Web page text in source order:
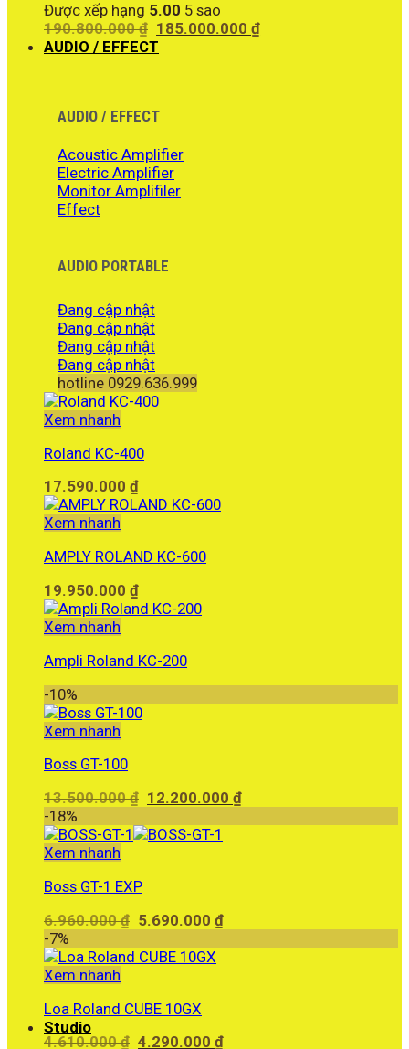
Được xếp hạng 5.00 5 sao
190.800.000₫ Giá
gốc
185.000.000₫Giá
AUDIO / EFFECT
AUDIO / EFFECT
Acoustic Amplifier
Electric Amplifier
Monitor Amplifiler
Effect
AUDIO PORTABLE
Đang cập nhật
Đang cập nhật
Đang cập nhật
Đang cập nhật
hotline 0929.636.999
Xem nhanh
Roland KC-400
17.590.000 ₫
Xem nhanh
AMPLY ROLAND KC-600
19.950.000 ₫
Xem nhanh
Ampli Roland KC-200
-10%
Xem nhanh
Boss GT-100
13.500.000₫ Giá
là:
12.200.000₫Giá
-18%
Xem nhanh
Boss GT-1 EXP
6.960.000₫ Giá
là:
5.690.000₫Giá
-7%
Xem nhanh
Loa Roland CUBE 10GX
4.610.000₫ Giá
4.290.000₫Giá
Studio